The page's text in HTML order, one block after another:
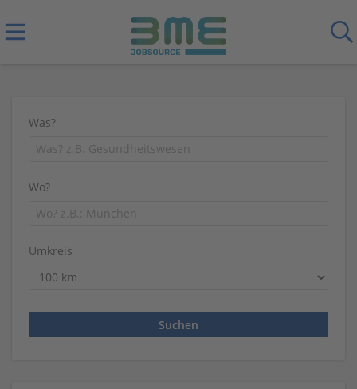
Was?
Wo?
Umkreis